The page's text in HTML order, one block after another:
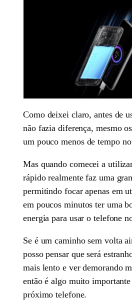
Como deixei claro, antes de
não fazia diferença, mesmo
um pouco menos de tempo
Mas quando comecei a
rápido realmente faz uma
permitindo focar apenas em
em poucos minutos ter uma
energia para usar o telefone
Se é um caminho sem volta
posso pensar que será
mais lento e ver demorando
então é algo muito importante
próximo telefone.